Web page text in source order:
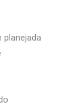
planejada